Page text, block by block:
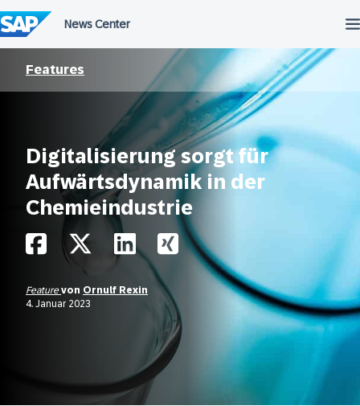
Features
Digitalisierung sorgt für
Aufwärtsdynamik in der
Chemieindustrie
Featurevon Ornulf Rexin
4. Januar 2023